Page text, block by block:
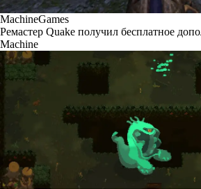
MachineGames
Ремастер Quake получил бесплатное
Machine